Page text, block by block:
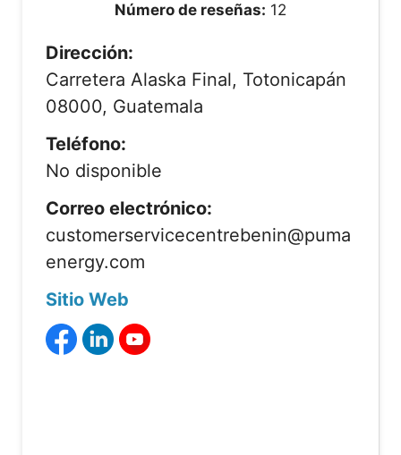
Número de reseñas: 12
Dirección:
Carretera Alaska Final, Totonicapán
08000, Guatemala
Teléfono:
No disponible
Correo electrónico:
customerservicecentrebenin@puma
energy.com
Sitio Web